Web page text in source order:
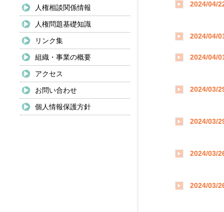
人権相談関係情報
人権問題基礎知識
リンク集
組織・事業の概要
アクセス
お問い合わせ
個人情報保護方針
2024/04/
2024/04/
2024/04/
2024/03/
2024/03/
2024/03/
2024/03/